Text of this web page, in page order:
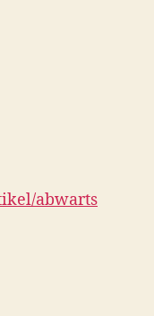
abwarts